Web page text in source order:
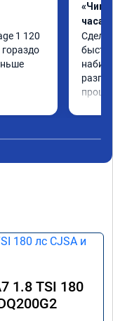
1 120
«Чип
часа»
1.8 TSI 180